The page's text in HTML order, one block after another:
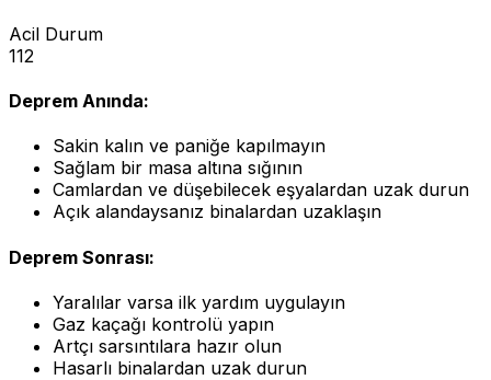
Acil Durum
112
Deprem Anında:
Sakin kalın ve paniğe kapılmayın
Sağlam bir masa altına sığının
Camlardan ve düşebilecek eşyalardan uzak durun
Açık alandaysanız binalardan uzaklaşın
Deprem Sonrası:
Yaralılar varsa ilk yardım uygulayın
Gaz kaçağı kontrolü yapın
Artçı sarsıntılara hazır olun
Hasarlı binalardan uzak durun